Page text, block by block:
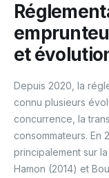
et
Depuis 2020, la
connu plusieurs
concurrence, la
consommateurs. En
principalement sur
Hamon (2014) et